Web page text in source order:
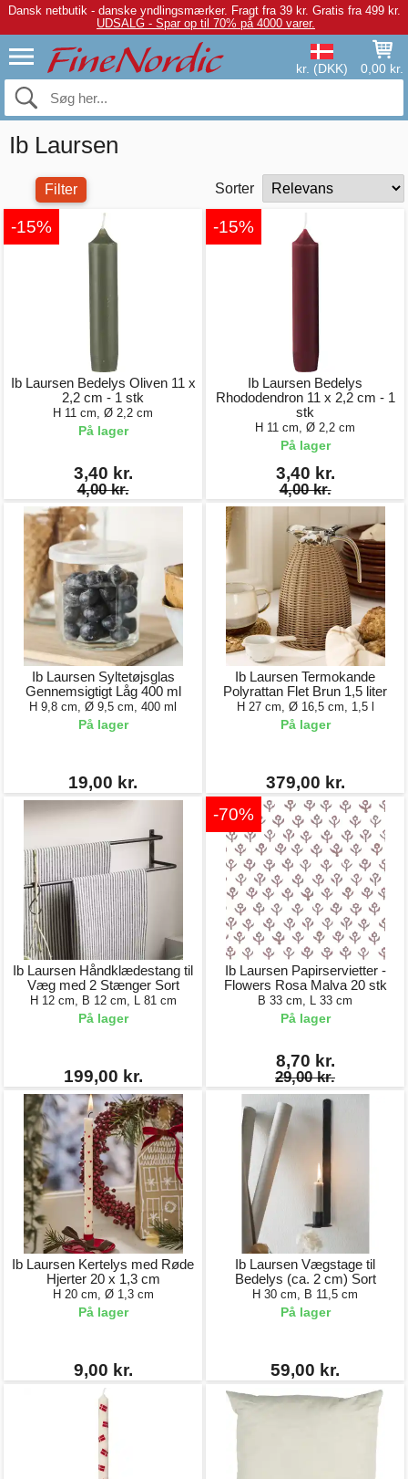
Dansk netbutik - danske yndlingsmærker. Fragt fra 39 kr. Gratis fra 499 kr.
UDSALG - Spar op til 70% på 4000 varer.
kr. (DKK) 0,00 kr.
Ib Laursen
Filter Sorter
-15%
Ib Laursen Bedelys Oliven 11 x
2,2 cm - 1 stk
H 11 cm, Ø 2,2 cm
På lager
3,40 kr.
4,00 kr.
-15%
Ib Laursen Bedelys
Rhododendron 11 x 2,2 cm - 1
stk
H 11 cm, Ø 2,2 cm
På lager
3,40 kr.
4,00 kr.
Ib Laursen Syltetøjsglas
Gennemsigtigt Låg 400 ml
H 9,8 cm, Ø 9,5 cm, 400 ml
På lager
19,00 kr.
Ib Laursen Termokande
Polyrattan Flet Brun 1,5 liter
H 27 cm, Ø 16,5 cm, 1,5 l
På lager
379,00 kr.
Ib Laursen Håndklædestang til
Væg med 2 Stænger Sort
H 12 cm, B 12 cm, L 81 cm
På lager
199,00 kr.
-70%
Ib Laursen Papirservietter -
Flowers Rosa Malva 20 stk
B 33 cm, L 33 cm
På lager
8,70 kr.
29,00 kr.
Ib Laursen Kertelys med Røde
Hjerter 20 x 1,3 cm
H 20 cm, Ø 1,3 cm
På lager
9,00 kr.
Ib Laursen Vægstage til
Bedelys (ca. 2 cm) Sort
H 30 cm, B 11,5 cm
På lager
59,00 kr.